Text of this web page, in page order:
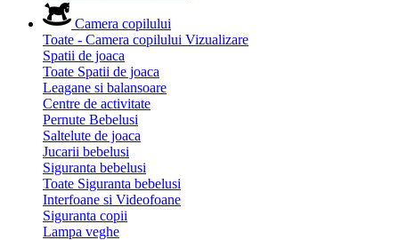
Camera copilului
Toate - Camera copilului Vizualizare
Spatii de joaca
Toate Spatii de joaca
Leagane si balansoare
Centre de activitate
Pernute Bebelusi
Saltelute de joaca
Jucarii bebelusi
Siguranta bebelusi
Toate Siguranta bebelusi
Interfoane si Videofoane
Siguranta copii
Lampa veghe